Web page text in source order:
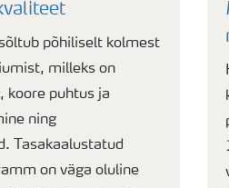
põhiliselt kolmest
milleks on
koore puhtus ja
ning
Tasakaalustatud
on väga oluline